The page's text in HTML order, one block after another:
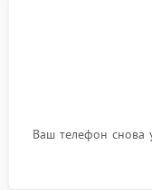
Ваш телефон снова